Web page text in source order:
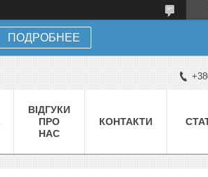
ПОДРОБНЕЕ
ВІДГУКИ
ПРО
НАС
КОНТАКТИ